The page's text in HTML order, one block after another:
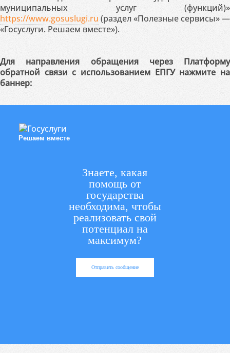
муниципальных услуг (функций)»
https://www.gosuslugi.ru (раздел «Полезные сервисы» —
«Госуслуги. Решаем вместе»).
Для направления обращения через Платформу
обратной связи с использованием ЕПГУ нажмите на
баннер:
Решаем вместе
Знаете, какая
помощь от
государства
необходима, чтобы
реализовать свой
потенциал на
максимум?
Отправить сообщение